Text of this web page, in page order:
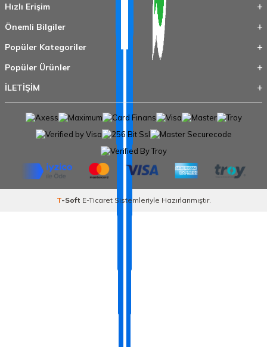
Hızlı Erişim
Önemli Bilgiler
Popüler Kategoriler
Popüler Ürünler
İLETİŞİM
T-Soft E-TicaretSistemleriyle Hazırlanmıştır.